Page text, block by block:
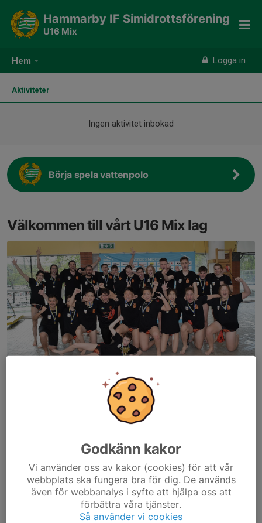
Hem Logga in
Hammarby IF Simidrottsförening
U16 Mix
Aktiviteter
Ingen aktivitet inbokad
Börja spela vattenpolo
Välkommen till vårt U16 Mix lag
Måndagar 18:30-21 Eriksdalsbadet
Onsdagar 20-22 Västertorps simhall
Torsdagar 18:30-21 Eriksdalsbadet
Fredagar 18:30-21 Eriksdalsbadet
Spelschema U16 finaler 27-29 januari
Godkänn kakor
Vi använder oss av kakor (cookies) för att vår
webbplats ska fungera bra för dig. De används
även för webbanalys i syfte att hjälpa oss att
förbättra våra tjänster.
Så använder vi cookies